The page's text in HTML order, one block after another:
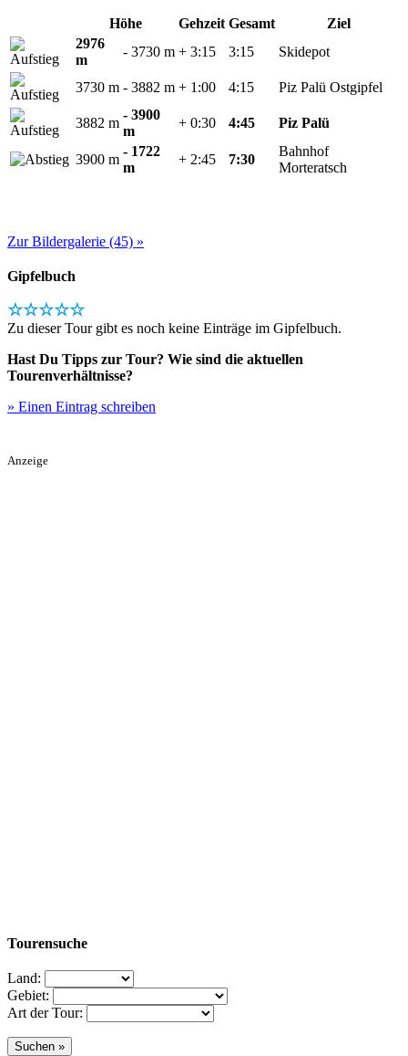
Höhe Gehzeit Gesamt
Ziel
2976
m
- 3730 m + 3:15 3:15 Skidepot
3730 m - 3882 m + 1:00 4:15 Piz Palü Ostgipfel
3882 m
- 3900
m
+ 0:30 4:45 Piz Palü
3900 m
- 1722
m
+ 2:45 7:30
Bahnhof
Morteratsch
Zur Bildergalerie (45) »
Gipfelbuch
☆☆☆☆☆
Zu dieser Tour gibt es noch keine Einträge im Gipfelbuch.
Hast Du Tipps zur Tour? Wie sind die aktuellen
Tourenverhältnisse?
» Einen Eintrag schreiben
Anzeige
Tourensuche
Land:
Gebiet:
Art der Tour: